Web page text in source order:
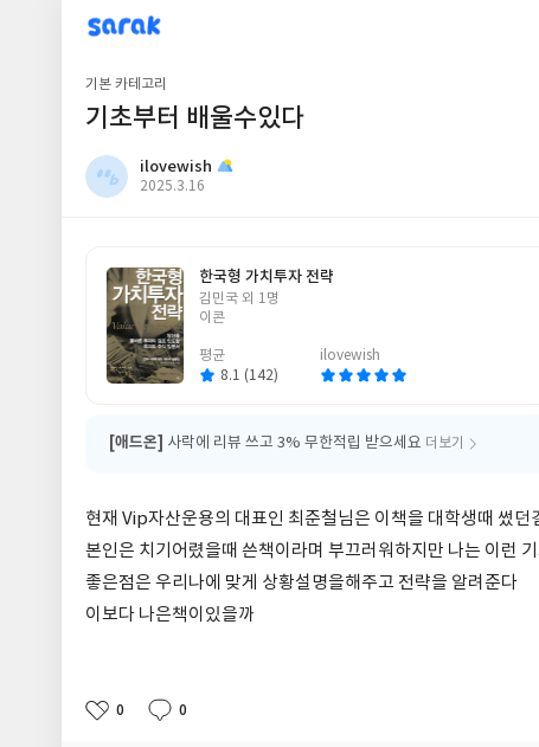
sarak
ilovewish
기본 카테고리
기초부터 배울수있다
ilovewish
작
2025.3.16
한국형 가치투자 전략
글
쓴
김민국 외 1명
이콘
평균
8.1 (142)
ilovewish
[애드온] 사락에 리뷰 쓰고 3% 무한적립 받으세요 더보기
현재 Vip자산운용의 대표인 최준철님은 이책을 대학생때 썼던
본인은 치기어렸을때 쓴책이라며 부끄러워하지만 나는 이런
좋은점은 우리나에 맞게 상황설명을해주고 전략을 알려준다
이보다 나은책이있을까
좋
0
댓
0
작